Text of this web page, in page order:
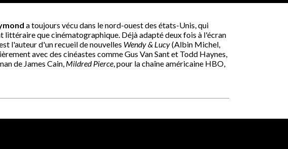
a toujours vécu dans le nord-ouest des états-Unis, qui
littéraire que cinématographique. Déjà adapté deux fois à l'écran
l'auteur d'un recueil de nouvelles Wendy & Lucy(Albin Michel,
avec des cinéastes comme Gus Van Sant et Todd Haynes,
de James Cain, Mildred Pierce, pour la chaîne américaine HBO,